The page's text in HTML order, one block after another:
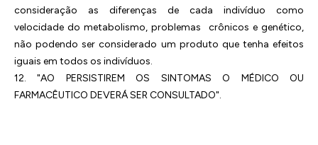
consideração as diferenças de cada indivíduo como
velocidade do metabolismo, problemas crônicos e genético,
não podendo ser considerado um produto que tenha efeitos
iguais em todos os indivíduos.
12. "AO PERSISTIREM OS SINTOMAS O MÉDICO OU
FARMACÊUTICO DEVERÁ SER CONSULTADO".